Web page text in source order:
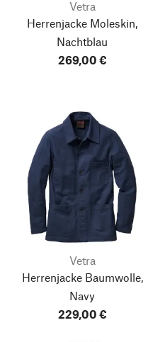
Vetra
Herrenjacke Moleskin,
Nachtblau
269,00 €
Vetra
Herrenjacke Baumwolle,
Navy
229,00 €